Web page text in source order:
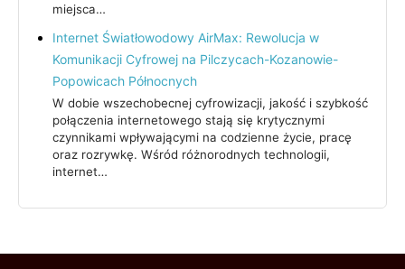
miejsca…
Internet Światłowodowy AirMax: Rewolucja w
Komunikacji Cyfrowej na Pilczycach-Kozanowie-
Popowicach Północnych
W dobie wszechobecnej cyfrowizacji, jakość i szybkość
połączenia internetowego stają się krytycznymi
czynnikami wpływającymi na codzienne życie, pracę
oraz rozrywkę. Wśród różnorodnych technologii,
internet…